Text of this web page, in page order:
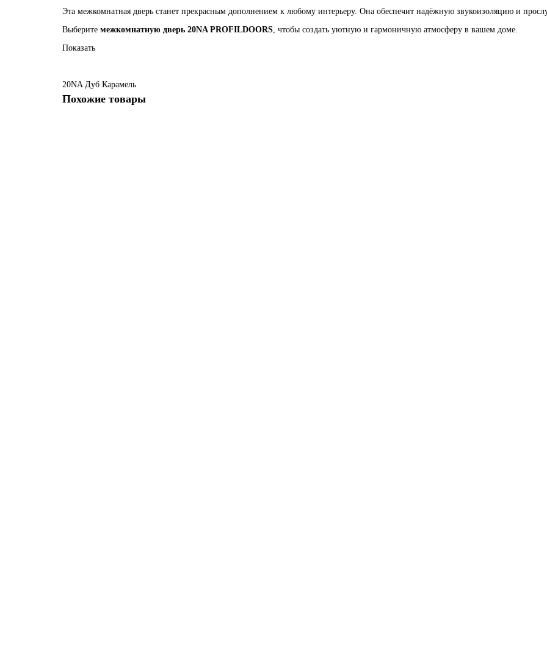
Эта межкомнатная дверь станет прекрасным дополнением к любому интерьеру. Она обеспечит надёжную звукоизоляцию и
Выберите межкомнатную дверь 20NA PROFILDOORS , чтобы создать уютную и гармоничную атмосферу в вашем доме.
Показать
20NA Дуб Карамель
Похожие товары